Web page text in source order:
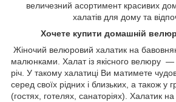
величезний асортимент красивих
халатів для дому та
Хочете купити домашній
Жіночий велюровий халатик на
малюнками. Халат із якісного велюру —
річ. У такому халатиці Ви матимете
серед своїх рідних і близьких, а також у
(гостях, готелях, санаторіях). Халатик на